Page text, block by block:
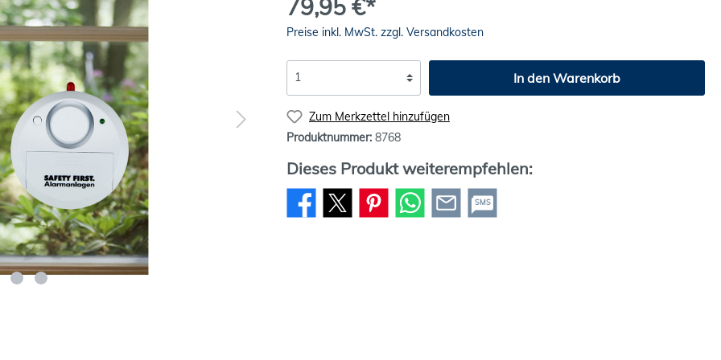
79,95 €*
Preise inkl. MwSt. zzgl. Versandkosten
In den Warenkorb
Zum Merkzettel hinzufügen
Produktnummer: 8768
Dieses Produkt weiterempfehlen:
SMS